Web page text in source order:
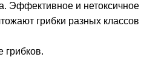
Эффективное и нетоксичное
грибки разных
грибков.